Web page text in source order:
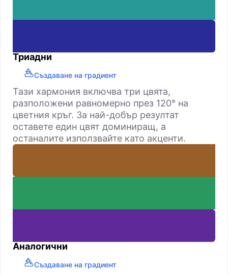
Триадни
Създаване на градиент
Тази хармония включва три цвята,
разположени равномерно през 120° на
цветния кръг. За най-добър резултат
оставете един цвят доминиращ, а
останалите използвайте като акценти.
Аналогични
Създаване на градиент